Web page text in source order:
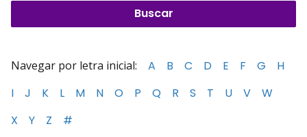
Navegar por letra inicial: A B C D E F G
H
I
J K L M N O P Q R S T U V
W
X
Y Z #